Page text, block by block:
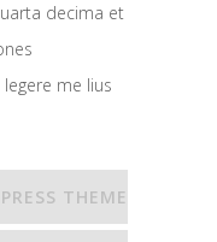
decima et
me lius
THEME